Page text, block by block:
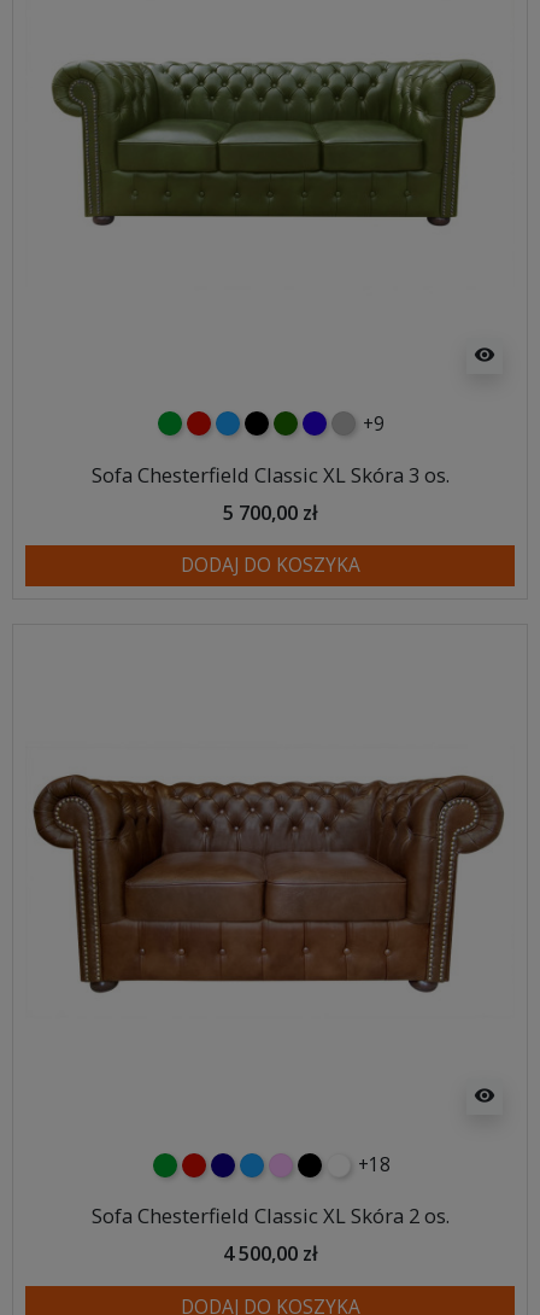
visibility
zielonyczerwony
niebieski
czarnybutelkowa zieleń
ciemno niebieski
szary
+9
Sofa Chesterfield Classic XL Skóra 3 os.
5 700,00 zł
DODAJ DO KOSZYKA
visibility
zielonyczerwony
granatowy
niebieski
różowyczarnybiały+18
Sofa Chesterfield Classic XL Skóra 2 os.
4 500,00 zł
DODAJ DO KOSZYKA